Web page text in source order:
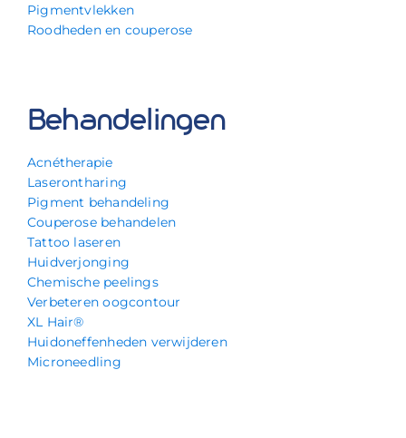
Pigmentvlekken
Roodheden en couperose
Behandelingen
Acnétherapie
Laserontharing
Pigment behandeling
Couperose behandelen
Tattoo laseren
Huidverjonging
Chemische peelings
Verbeteren oogcontour
XL Hair®
Huidoneffenheden verwijderen
Microneedling